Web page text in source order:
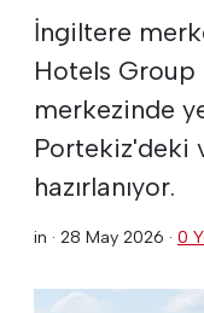
İngiltere
Hotels Group
merkezinde
Portekiz'deki
hazırlanıyor.
in · 28 May 2026 · 0